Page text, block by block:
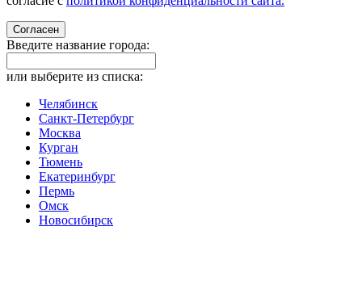
Согласен
Введите название города:
или выберите из списка:
Челябинск
Санкт-Петербург
Москва
Курган
Тюмень
Екатеринбург
Пермь
Омск
Новосибирск